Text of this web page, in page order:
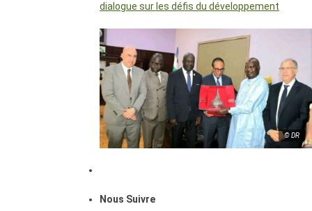
dialogue sur les défis du développement
© DR
Nous Suivre